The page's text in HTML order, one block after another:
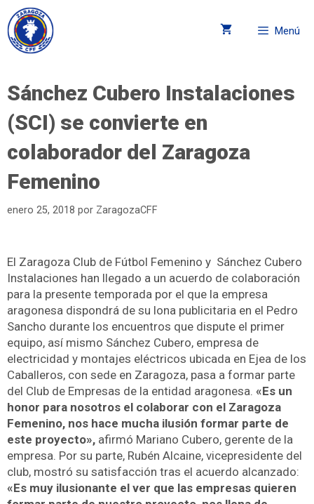
Menú
Sánchez Cubero Instalaciones
(SCI) se convierte en
colaborador del Zaragoza
Femenino
enero 25, 2018 por ZaragozaCFF
El Zaragoza Club de Fútbol Femenino y Sánchez Cubero
Instalaciones han llegado a un acuerdo de colaboración
para la presente temporada por el que la empresa
aragonesa dispondrá de su lona publicitaria en el Pedro
Sancho durante los encuentros que dispute el primer
equipo, así mismo Sánchez Cubero, empresa de
electricidad y montajes eléctricos ubicada en Ejea de los
Caballeros, con sede en Zaragoza, pasa a formar parte
del Club de Empresas de la entidad aragonesa. «Es un
honor para nosotros el colaborar con el Zaragoza
Femenino, nos hace mucha ilusión formar parte de
este proyecto», afirmó Mariano Cubero, gerente de la
empresa. Por su parte, Rubén Alcaine, vicepresidente del
club, mostró su satisfacción tras el acuerdo alcanzado:
«Es muy ilusionante el ver que las empresas quieren